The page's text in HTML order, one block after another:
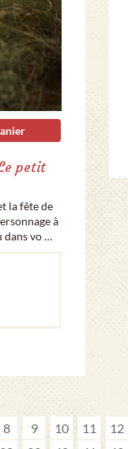
petit
la fête de
à
dans vo …
8 9 10 11 12